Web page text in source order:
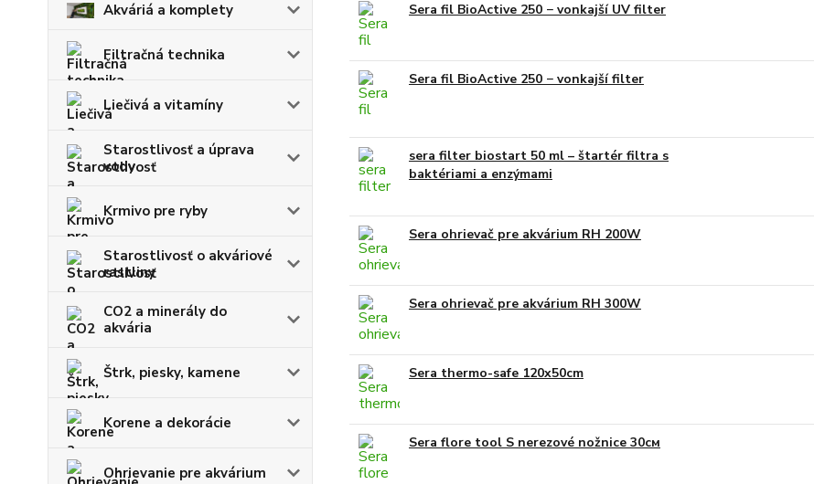
Akváriá a komplety
Filtračná technika
Liečivá a vitamíny
Starostlivosť a úprava
vody
Krmivo pre ryby
Starostlivosť o akváriové
rastliny
CO2 a minerály do
akvária
Štrk, piesky, kamene
Korene a dekorácie
Ohrievanie pre akvárium
Sera fil BioActive 250 − vonkajší UV filter
Sera fil BioActive 250 − vonkajší filter
sera filter biostart 50 ml – štartér filtra s
baktériami a enzýmami
Sera ohrievač pre akvárium RH 200W
Sera ohrievač pre akvárium RH 300W
Sera thermo-safe 120x50cm
Sera flore tool S nerezové nožnice 30см